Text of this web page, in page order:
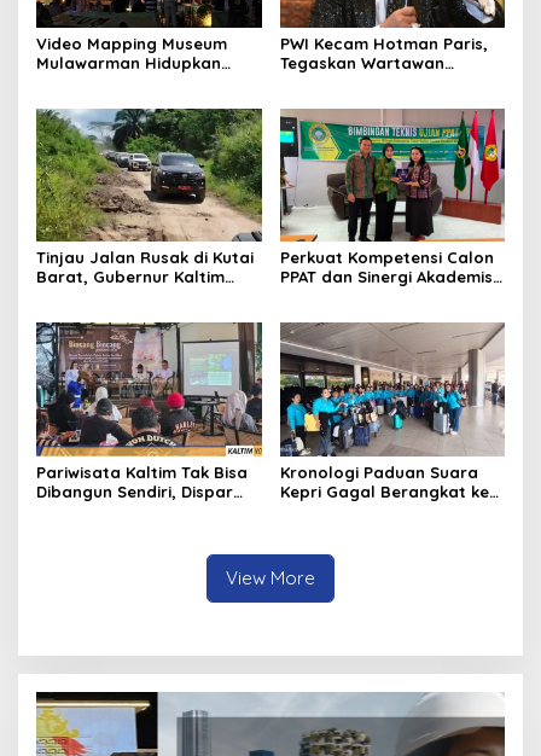
Video Mapping Museum
Mulawarman Hidupkan
PWI Kecam Hotman Paris,
Tegaskan Wartawan
Tinjau Jalan Rusak di Kutai
Barat, Gubernur Kaltim
Perkuat Kompetensi Calon
PPAT dan Sinergi Akademis,
Pariwisata Kaltim Tak Bisa
Dibangun Sendiri, Dispar
Kronologi Paduan Suara
Kepri Gagal Berangkat ke
View More